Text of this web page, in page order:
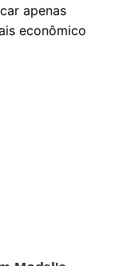
apenas
econômico